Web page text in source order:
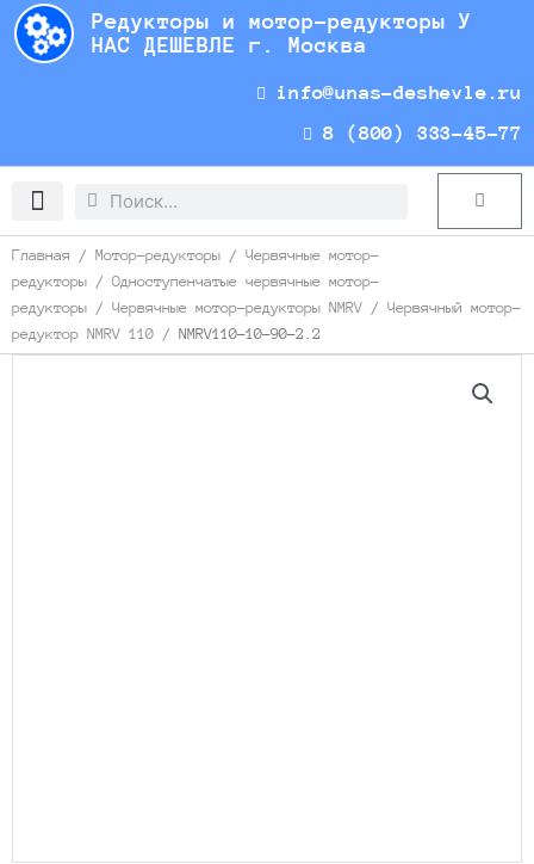
Перейти
содержимому
Редукторы и мотор-редукторы У
НАС ДЕШЕВЛЕ г. Москва
info@unas-deshevle.ru
8 (800) 333-45-77
Search
Search Cart
Главная / Мотор-редукторы / Червячные мотор-
редукторы / Одноступенчатые червячные мотор-
редукторы / Червячные мотор-редукторы NMRV / Червячный мотор-
редуктор NMRV 110 / NMRV110-10-90-2.2